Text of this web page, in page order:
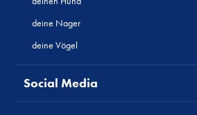
deine Nager
deine Vögel
Social Media